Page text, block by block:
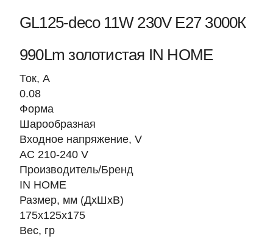
GL125-deco 11W 230V Е27 3000К
990Lm золотистая IN HOME
Ток, A
0.08
Форма
Шарообразная
Входное напряжение, V
AC 210-240 V
Производитель/Бренд
IN HOME
Размер, мм (ДхШхВ)
175х125х175
Вес, гр